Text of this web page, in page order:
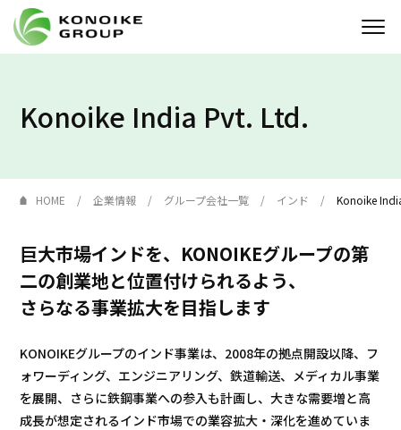
サステナビリティ
KONOIKEジャーナル
プロジェクトストーリー
Konoike India Pvt. Ltd.
HOME 企業情報 グループ会社一覧 インド Konoike
巨大市場インドを、KONOIKEグループの第
二の創業地と位置付けられるよう、
さらなる事業拡大を目指します
KONOIKEグループのインド事業は、2008年の拠点開設以降、フ
ォワーディング、エンジニアリング、鉄道輸送、メディカル事業
を展開、さらに鉄鋼事業への参入も計画し、大きな需要増と高
成長が想定されるインド市場での業容拡大・深化を進めていま